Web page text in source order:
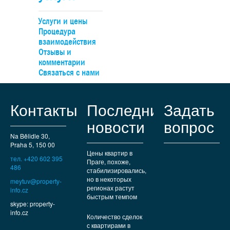
владельце или с возможностью гибкого разделения на
отдельных инвестиционных этапа. Вилла в тихом и
престижном районе с дипломатическими резиденциями
соседству. Идеальное место для жизни: рядом
школы, спортплощадки и торговые центры. До узла
можно легко доехать на автобусе, а на машине —
Услуги и цены
Процедура
взаимодействия
Отзывы и
комментарии
Связаться с нами
Контакты
Na Bělidle 30,
Praha 5, 150 00
тел. +420 602 395
486
meytuv@property-
info.cz
skype: property-
info.cz
Последние
новости
Цены квартир в
Праге, похоже,
стабилизировались,
но в некоторых
регионах растут
быстрым темпом
Количество сделок
с квартирами в
Задать
вопрос